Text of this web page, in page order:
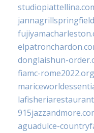
donglaishun-
fiamc-rome2022.org
aguadulce-